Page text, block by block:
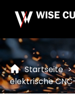
Startseite >
elektrische